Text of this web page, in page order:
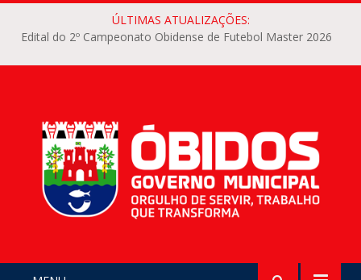
ÚLTIMAS ATUALIZAÇÕES:
Edital do 2º Campeonato Obidense de Futebol Master 2026